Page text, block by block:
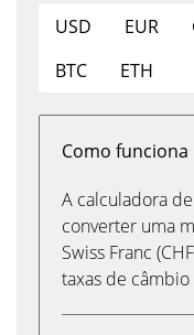
USD EUR
BTC
ETH
Como funciona
A calculadora
converter uma
Swiss Franc
taxas de câmbio